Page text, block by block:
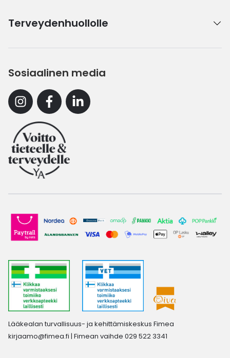
Terveydenhuollolle
Sosiaalinen media
InstagramFacebookLinkedin
Lääkealan turvallisuus- ja kehittämiskeskus Fimea
kirjaamo@fimea.fi | Fimean vaihde 029 522 3341